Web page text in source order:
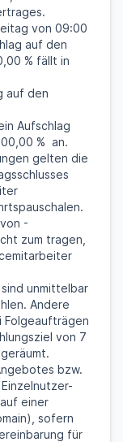
von 09:00
auf den
% fällt in
auf den
Aufschlag
% an.
gelten die
-
zum tragen,
unmittelbar
Andere
Folgeaufträgen
von 7
bzw.
einer
sofern
für